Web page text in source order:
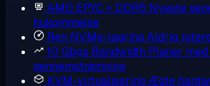
AMD EPYC + DDR5 Nyeste
hukommelse
Ren NVMe-lagring Aldrig
10 Gbps Bandwidth Planer med
gennemstrømning
KVM-virtualisering Ægte